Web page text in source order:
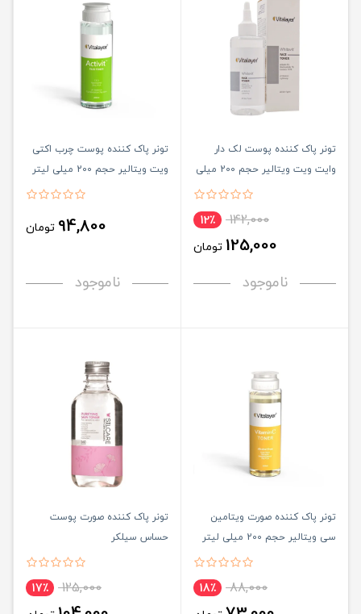
تونر پاک کننده پوست لک دار
وایت ویت ویتالیر حجم 200 میلی
142,000 12٪
125,000 تومان
ناموجود
تونر پاک کننده پوست چرب اکتی
ویت ویتالیر حجم 200 میلی لیتر
94,800 تومان
ناموجود
تونر پاک کننده صورت ویتامین
سی ویتالیر حجم 200 میلی لیتر
88,000 18٪
تونر پاک کننده صورت پوست
حساس سیلکر
125,000 17٪